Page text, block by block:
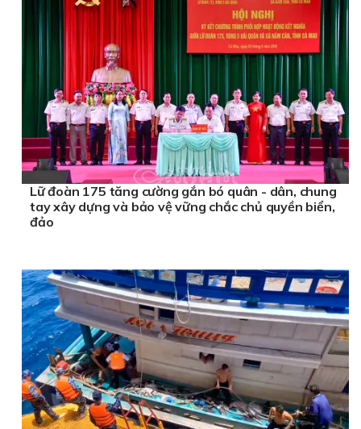
Lữ đoàn 175 tăng cường gắn bó quân - dân, chung
tay xây dựng và bảo vệ vững chắc chủ quyền biển,
đảo